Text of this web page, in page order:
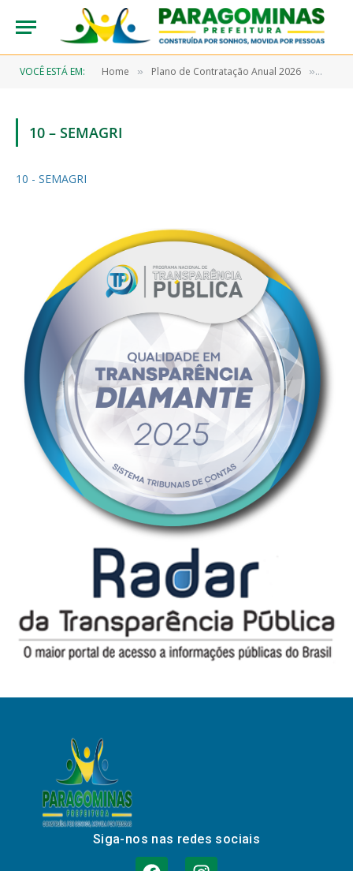
VOCÊ ESTÁ EM: Home » Plano de Contratação Anual 2026 »
10 – SEMAGRI
10 - SEMAGRI
Siga-nos nas redes sociais